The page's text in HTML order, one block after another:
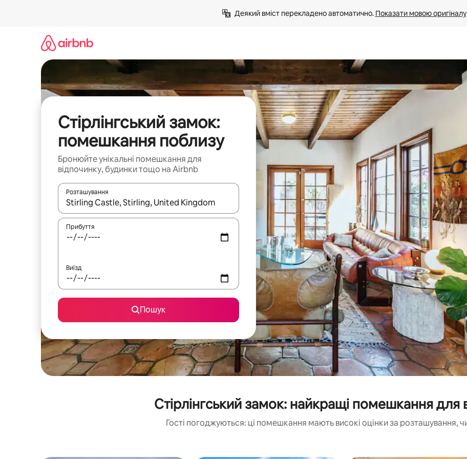
Деякий вміст перекладено автоматично. Показати мовою оригіналу
Стірлінгський замок:
помешкання поблизу
Бронюйте унікальні помешкання для
відпочинку, будинки тощо на Airbnb
Розташування
Отримавши результати пошуку, використовуйте для навігації сторінкою клавіші зі стрілками вгору та вниз або жести
Прибуття
Виїзд
Пошук
Стірлінгський замок: найкращі помешкання для
Гості погоджуються: ці помешкання мають високі оцінки за розташування,